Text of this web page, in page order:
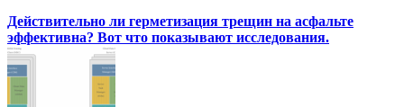
Действительно ли герметизация трещин на асфальте
эффективна? Вот что показывают исследования.